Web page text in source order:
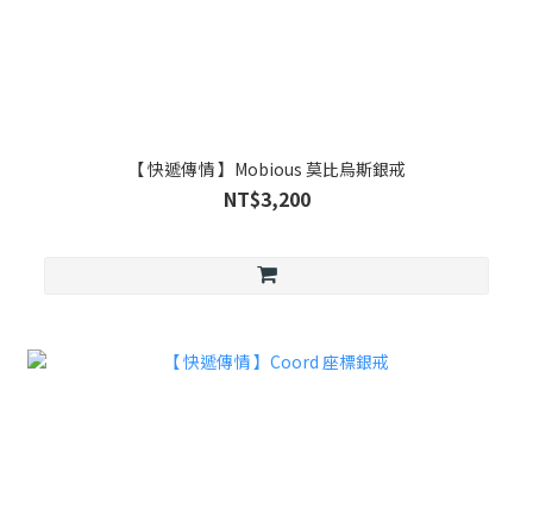
【 快遞傳情 】Mobious 莫比烏斯銀戒
NT$3,200